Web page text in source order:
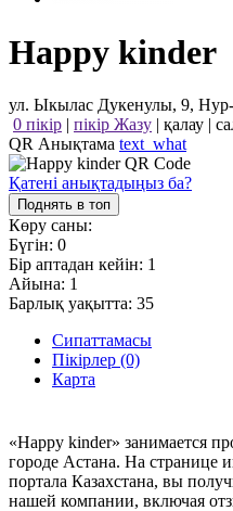
Happy kinder
ул. Ыкылас Дукенулы, 9, Нур-
0 пікір | пікір Жазу | қалау |
QR Анықтама text_what
Қатені анықтадыңыз ба?
Поднять в топ
Көру саны:
Бүгін: 0
Бір аптадан кейін: 1
Айына: 1
Барлық уақытта: 35
Сипаттамасы
Пікірлер (0)
Карта
«Happy kinder» занимается
городе Астана. На странице
портала Казахстана, вы
нашей компании, включая